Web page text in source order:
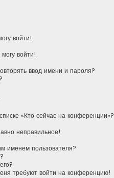
войти!
войти!
ввод имени и пароля?
«Кто сейчас на конференции»?
неправильное!
именем пользователя?
требуют войти на конференцию!